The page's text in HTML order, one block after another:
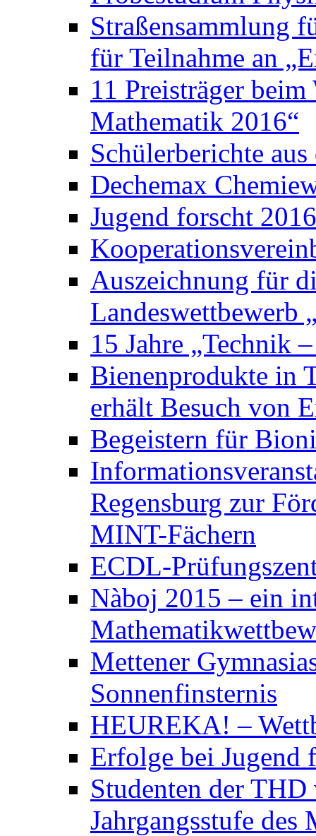
Straßensammlung
für Teilnahme an
11 Preisträger
Mathematik 2016“
Schülerberichte
Dechemax
Jugend forscht 2016
Auszeichnung für
Landeswettbewerb
15 Jahre „Technik
Bienenprodukte in
erhält Besuch von
Begeistern für
Regensburg zur
MINT-Fächern
ECDL-
Nàboj 2015 – ein
Mettener
Sonnenfinsternis
HEUREKA! –
Erfolge bei Jugend
Studenten der
Jahrgangsstufe